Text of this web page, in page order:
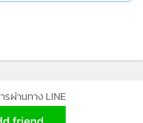
ผ่านทาง LINE